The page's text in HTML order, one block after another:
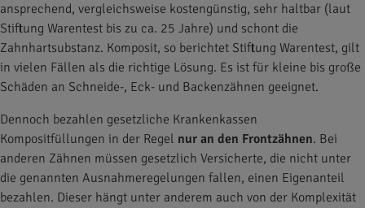
ansprechend, vergleichsweise kostengünstig, sehr haltbar (laut
Stiftung Warentest bis zu ca. 25 Jahre) und schont die
Zahnhartsubstanz. Komposit, so berichtet Stiftung Warentest, gilt
in vielen Fällen als die richtige Lösung. Es ist für kleine bis große
Schäden an Schneide-, Eck- und Backenzähnen geeignet.
Dennoch bezahlen gesetzliche Krankenkassen
Kompositfüllungen in der Regel nur an den Frontzähnen. Bei
anderen Zähnen müssen gesetzlich Versicherte, die nicht unter
die genannten Ausnahmeregelungen fallen, einen Eigenanteil
bezahlen. Dieser hängt unter anderem auch von der Komplexität